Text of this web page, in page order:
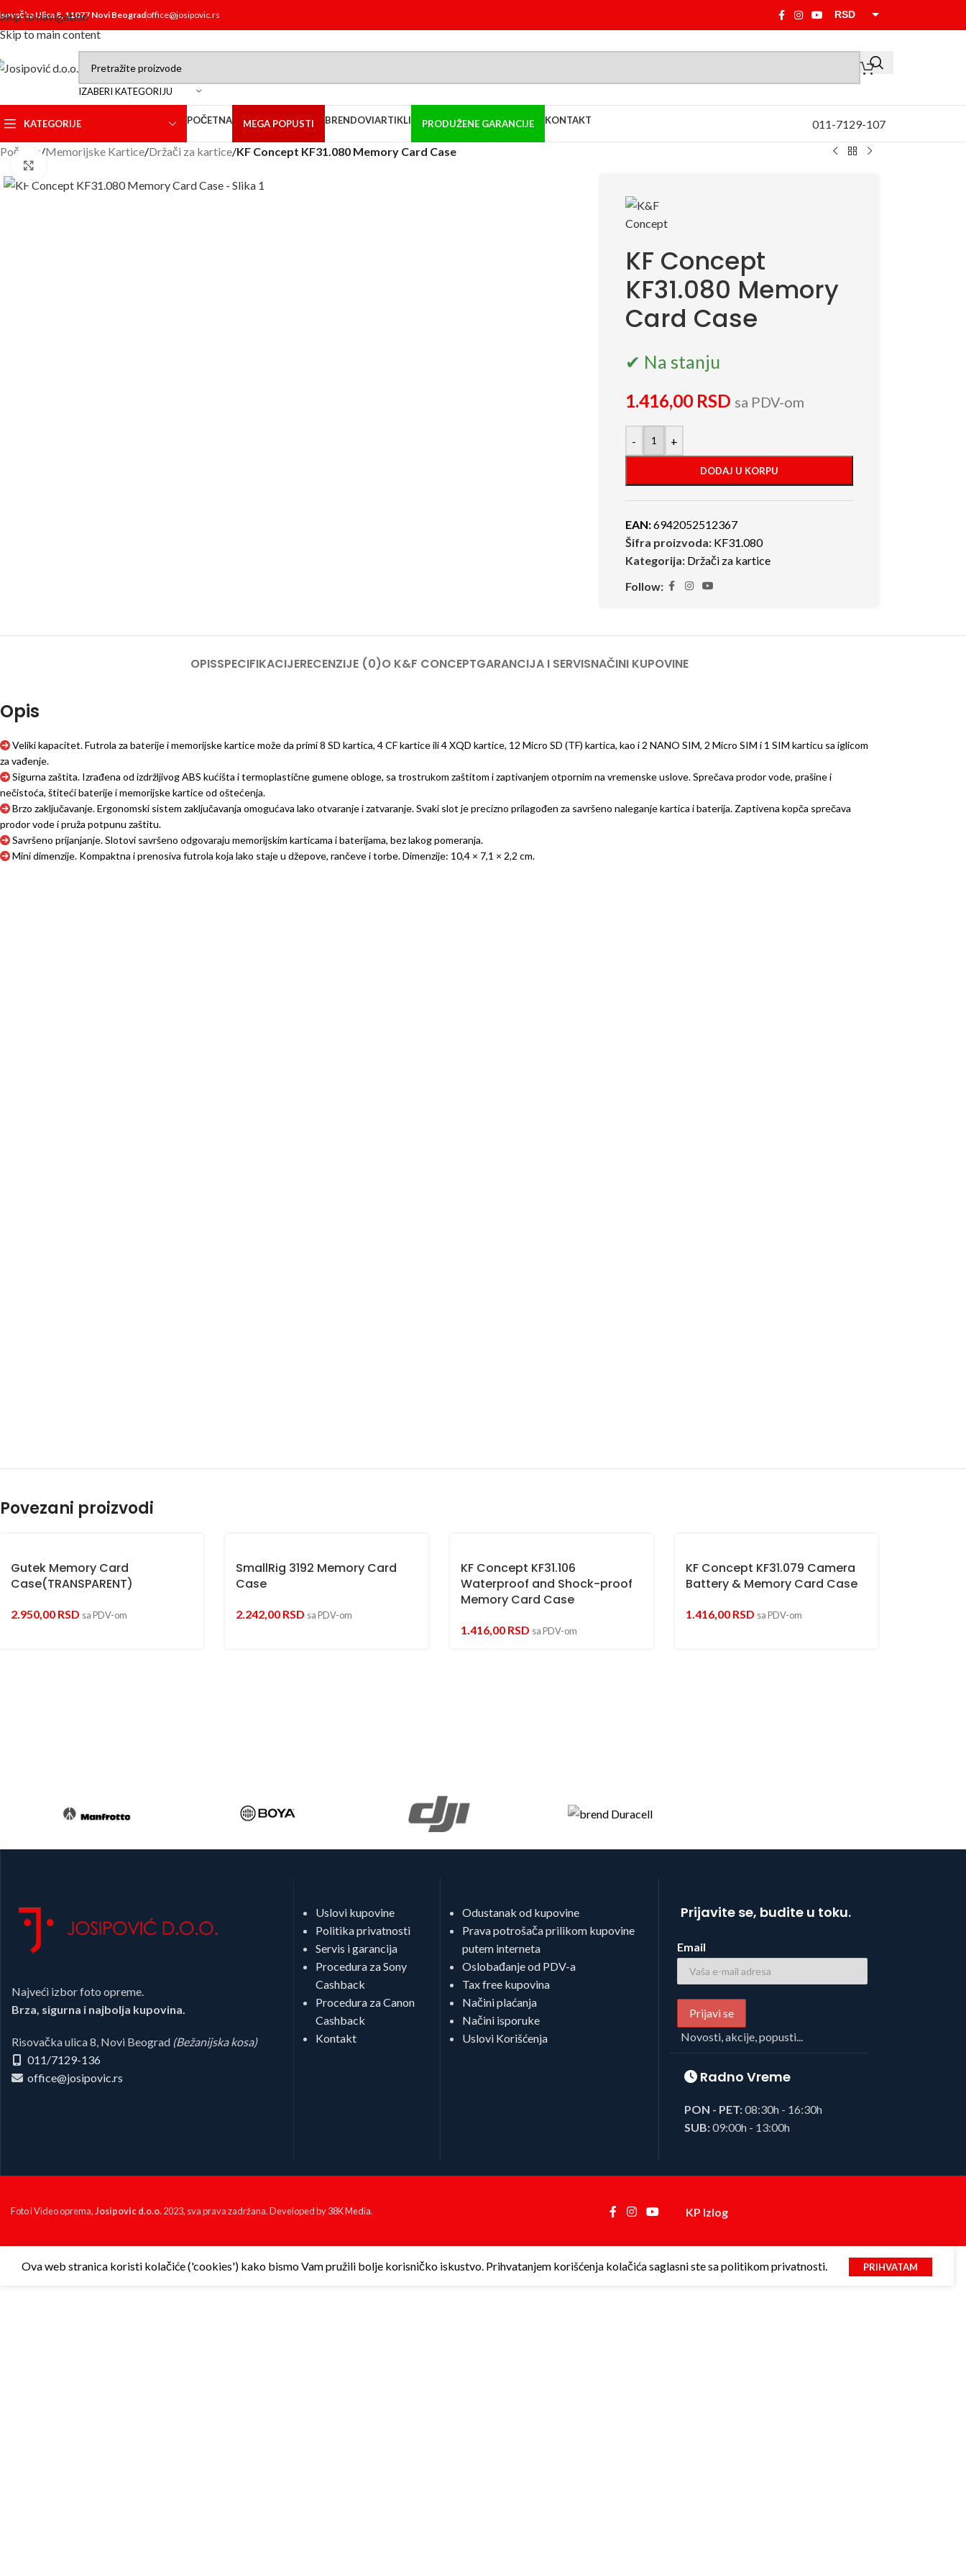
Skip to navigation
Skip to main content
Ulica 8, 11077 Novi Beogradoffice@josipovic.rs RSD
IZABERI KATEGORIJU
KATEGORIJE POČETNA MEGA POPUSTI BRENDOVIARTIKLI PRODUŽENE GARANCIJE KONTAKT 011-7129-107
Početna/Memorijske Kartice/Držači za kartice/KF Concept KF31.080 Memory Card Case
KF Concept
KF31.080 Memory
Card Case
✔ Na stanju
1.416,00 RSD sa PDV-om
- +
DODAJ U KORPU
EAN:6942052512367
Šifra proizvoda: KF31.080
Kategorija: Držači za kartice
Follow:
OPISSPECIFIKACIJERECENZIJE (0)O K&F CONCEPTGARANCIJA I SERVISNAČINI KUPOVINE
Opis
Veliki kapacitet. Futrola za baterije i memorijske kartice može da primi 8 SD kartica, 4 CF kartice ili 4 XQD kartice, 12 Micro SD (TF) kartica, kao i 2 NANO SIM, 2 Micro SIM i 1 SIM karticu sa iglicom
za vađenje.
Sigurna zaštita. Izrađena od izdržljivog ABS kućišta i termoplastične gumene obloge, sa trostrukom zaštitom i zaptivanjem otpornim na vremenske uslove. Sprečava prodor vode, prašine i
nečistoća, štiteći baterije i memorijske kartice od oštećenja.
Brzo zaključavanje. Ergonomski sistem zaključavanja omogućava lako otvaranje i zatvaranje. Svaki slot je precizno prilagođen za savršeno naleganje kartica i baterija. Zaptivena kopča sprečava
prodor vode i pruža potpunu zaštitu.
Savršeno prijanjanje. Slotovi savršeno odgovaraju memorijskim karticama i baterijama, bez lakog pomeranja.
Mini dimenzije. Kompaktna i prenosiva futrola koja lako staje u džepove, rančeve i torbe. Dimenzije: 10,4 × 7,1 × 2,2 cm.
Povezani proizvodi
Gutek Memory Card
Case(TRANSPARENT)
2.950,00 RSD sa PDV-om
SmallRig 3192 Memory Card
Case
2.242,00 RSD sa PDV-om
KF Concept KF31.106
Waterproof and Shock-proof
Memory Card Case
1.416,00 RSD sa PDV-om
KF Concept KF31.079 Camera
Battery & Memory Card Case
1.416,00 RSD sa PDV-om
Najveći izbor foto opreme.
Brza, sigurna i najbolja kupovina.
Risovačka ulica 8, Novi Beograd (Bežanijska kosa)
011/7129-136
office@josipovic.rs
Uslovi kupovine
Politika privatnosti
Servis i garancija
Procedura za Sony
Cashback
Procedura za Canon
Cashback
Kontakt
Odustanak od kupovine
Prava potrošača prilikom kupovine
putem interneta
Oslobađanje od PDV-a
Tax free kupovina
Načini plaćanja
Načini isporuke
Uslovi Korišćenja
Prijavite se, budite u toku.
Email
Novosti, akcije, popusti...
Radno Vreme
PON - PET:08:30h - 16:30h
SUB:09:00h - 13:00h
Foto i Video oprema,Josipovic d.o.o.2023, sva prava zadržana. Developed by38K Media. KP Izlog
Ova web stranica koristi kolačiće ('cookies') kako bismo Vam pružili bolje korisničko iskustvo. Prihvatanjem korišćenja kolačića saglasni ste sa politikom privatnosti. PRIHVATAM